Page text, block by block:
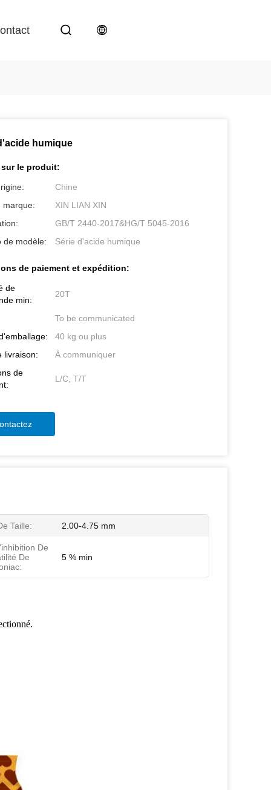
humique
sur le produit:
Chine
marque:
XIN LIAN XIN
GB/T 2440-2017&HG/T 5045-2016
de modèle:
Série d'acide humique
de paiement et expédition:
de
min:
20T
To be communicated
40 kg ou plus
livraison:
À communiquer
de
L/C, T/T
Taille: 2.00-4.75 mm
De
De
5 % min